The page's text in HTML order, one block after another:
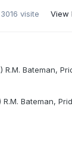
3016 visite View
R.M. Bateman,
R.M. Bateman,